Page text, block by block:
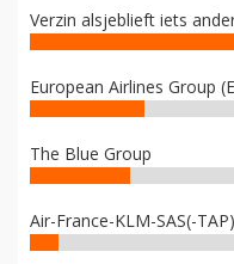
Verzin alsjeblieft iets
European Airlines Group
The Blue Group
Air-France-KLM-SAS(-TAP)